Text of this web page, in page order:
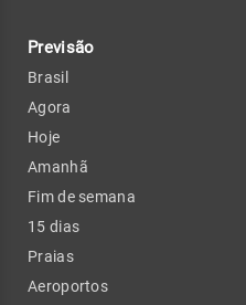
Previsão
Brasil
Agora
Hoje
Amanhã
Fim de semana
15 dias
Praias
Aeroportos